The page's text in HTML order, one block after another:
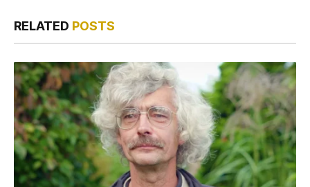
RELATED POSTS